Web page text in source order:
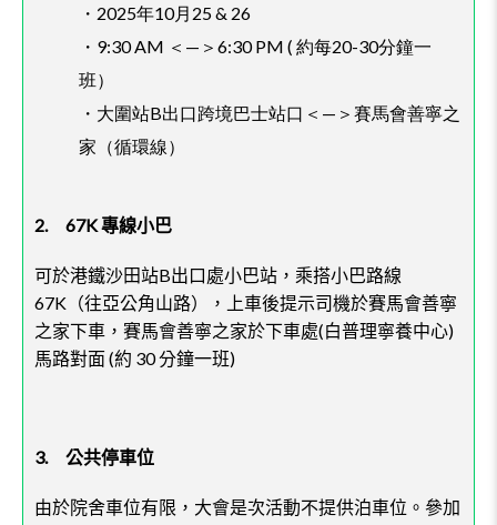
・2025年10月25 & 26
・9:30 AM ＜—＞6:30 PM ( 約每20-30分鐘一
班）
・大圍站B出口跨境巴士站口＜—＞賽馬會善寧之
家（循環線）
2. 67K專線小巴
可於港鐵沙田站B出口處小巴站，乘搭小巴路線
67K （往亞公角山路），上車後提示司機於賽馬會善寧
之家下車，賽馬會善寧之家於下車處(白普理寧養中心)
馬路對面 (約 30分鐘一班)
3. 公共停車位
由於院舍車位有限，大會是次活動不提供泊車位。參加